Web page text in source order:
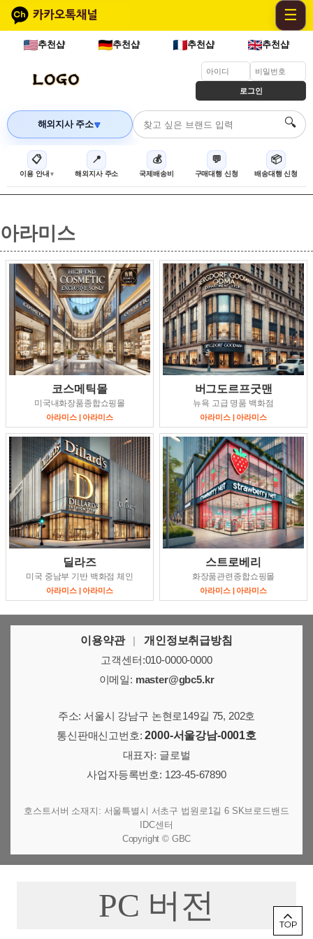
☰
추천샵 추천샵 추천샵 추천샵
로그인
해외지사 주소🔽 🔍
📋
이용 안내
📍
해외지사 주소
💰
국제배송비
💬
구매대행 신청
📦
배송대행 신청
아라미스
코스메틱몰
미국내화장품종합쇼핑몰
아라미스 | 아라미스
버그도르프굿맨
뉴욕 고급 명품 백화점
아라미스 | 아라미스
딜라즈
미국 중남부 기반 백화점 체인
아라미스 | 아라미스
스트로베리
화장품관련종합쇼핑몰
아라미스 | 아라미스
이용약관 |
개인정보취급방침
고객센터:010-0000-0000
이메일: master@gbc5.kr
주소: 서울시 강남구 논현로149길 75, 202호
통신판매신고번호:2000-서울강남-0001호
대표자: 글로벌
사업자등록번호: 123-45-67890
호스트서버 소재지: 서울특별시 서초구 법원로1길 6 SK브로드밴드
IDC센터
Copyright © GBC
PC 버전